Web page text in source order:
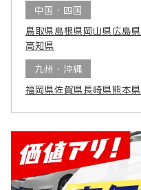
中国・四国
鳥取県島根県 岡山県広島県
高知県
九州・沖縄
福岡県佐賀県長崎県熊本県